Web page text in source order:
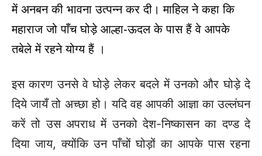
में अनबन की भावना उत्पन्न कर दी। माहिल ने कहा कि
महाराज जो पाँच घोड़े आल्हा-ऊदल के पास हैं वे आपके
तबेले में रहने योग्य हैं ।
इस कारण उनसे वे घोड़े लेकर बदले में उनको और घोड़े दे
दिये जायँ तो अच्छा हो। यदि वह आपकी आज्ञा का उल्लंघन
करें तो उस अपराध में उनको देश-निष्कासन का दण्ड दे
दिया जाय, क्योंकि उन पाँचों घोड़ों का आपके पास रहना